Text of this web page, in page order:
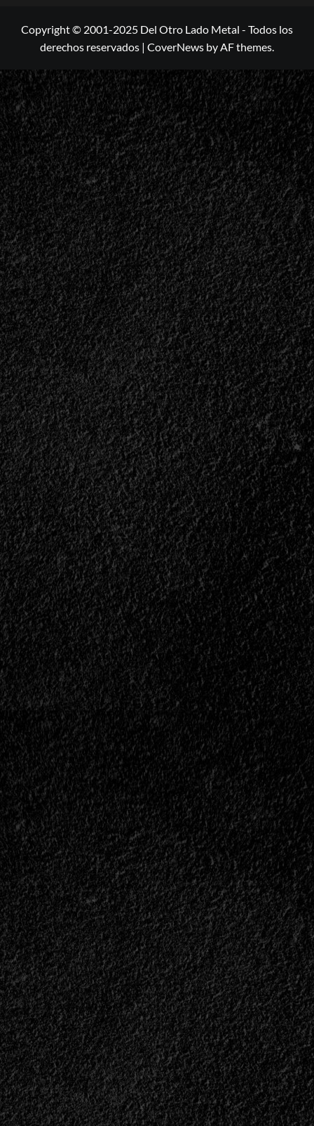
Copyright © 2001-2025 Del Otro Lado Metal - Todos los
derechos reservados | CoverNews by AF themes.